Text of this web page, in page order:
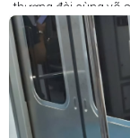
thượng đài cùng võ
đánh giá là có thực
xứng.
Travers sở hữu nền
xem là một võ sĩ
trận đấu rất sít sao
và Steve Spark.